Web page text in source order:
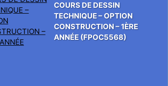
COURS DE DESSIN
TECHNIQUE – OPTION
CONSTRUCTION – 1ÈRE
ANNÉE (FPOC5568)